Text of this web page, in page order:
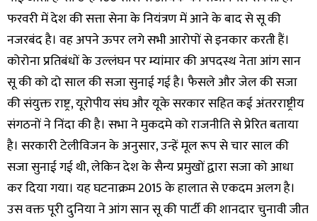
फरवरी में देश की सत्ता सेना के नियंत्रण में आने के बाद से सू की
नजरबंद है। वह अपने ऊपर लगे सभी आरोपों से इनकार करती हैं।
कोरोना प्रतिबंधों के उल्लंघन पर म्यांमार की अपदस्थ नेता आंग सान
सू की को दो साल की सजा सुनाई गई है। फैसले और जेल की सजा
की संयुक्त राष्ट्र, यूरोपीय संघ और यूके सरकार सहित कई अंतरराष्ट्रीय
संगठनों ने निंदा की है। सभा ने मुकदमे को राजनीति से प्रेरित बताया
है। सरकारी टेलीविजन के अनुसार, उन्हें मूल रूप से चार साल की
सजा सुनाई गई थी, लेकिन देश के सैन्य प्रमुखों द्वारा सजा को आधा
कर दिया गया। यह घटनाक्रम 2015 के हालात से एकदम अलग है।
उस वक्त पूरी दुनिया ने आंग सान सू की पार्टी की शानदार चुनावी जीत